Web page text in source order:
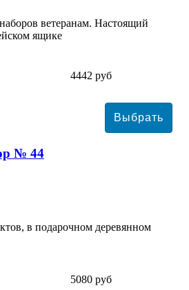
ветеранам. Настоящий
ящике
4442 руб
№ 44
в подарочном деревянном
5080 руб